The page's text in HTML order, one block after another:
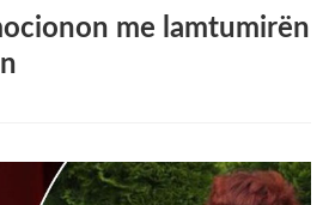
me lamtumirën